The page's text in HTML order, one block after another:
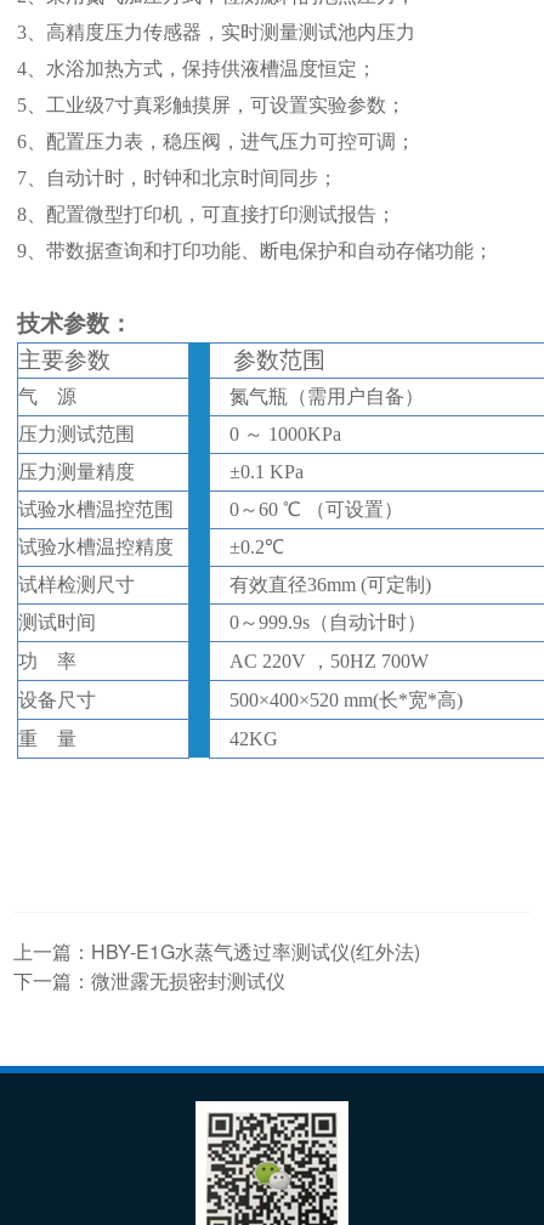
3、 高精度压力传感器，实时测量测试池内压力
4、 水浴加热方式，保持供液槽温度恒定；
5、 工业级7寸真彩触摸屏，可设置实验参数；
6、 配置压力表，稳压阀，进气压力可控可调；
7、
自动计时，时钟和北京时间同步；
8、 配置微型打印机，可直接打印测试报告；
9、 带数据查询和打印功能、断电保护和自动存储功能；
技术参数：
主要参数
参数范围
气 源
氮气瓶（需用户自备）
压力测试范围
0 ～ 1000KPa
压力测量精度
±0.1 KPa
试验水槽温控范围
0～60 ℃ （可设置）
试验水槽温控精度
±0.2℃
试样检测尺寸
有效直径36mm (可定制)
测试时间
0～999.9s（自动计时）
功
率
AC 220V ，50HZ 700W
设备尺寸 500×400×520 mm(长*宽*高)
重
量 42KG
上一篇： HBY-E1G水蒸气透过率测试仪(红外法)
下一篇：微泄露无损密封测试仪